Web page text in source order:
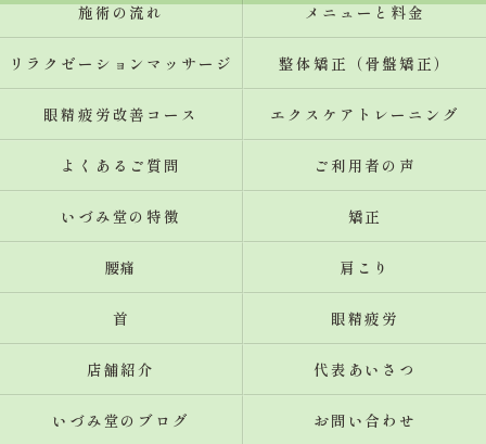
施術の流れ メニューと料金
リラクゼーションマッサージ 整体矯正（骨盤矯正）
眼精疲労改善コース エクスケアトレーニング
よくあるご質問 ご利用者の声
いづみ堂の特徴 矯正
腰痛 肩こり
首 眼精疲労
店舗紹介 代表あいさつ
いづみ堂のブログ お問い合わせ